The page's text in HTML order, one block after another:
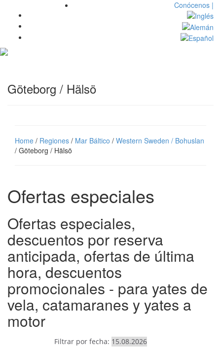
Conócenos |
Göteborg / Hälsö
Home / Regiones / Mar Báltico / Western Sweden / Bohuslan
/ Göteborg / Hälsö
Ofertas especiales
Ofertas especiales,
descuentos por reserva
anticipada, ofertas de última
hora, descuentos
promocionales - para yates de
vela, catamaranes y yates a
motor